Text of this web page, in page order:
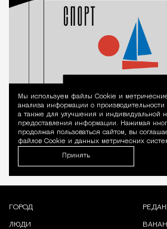
Мы используем файлы Сookie и
анализа информации о производительности
а также для улучшения и индивидуальной
предоставления информации. Нажимая
продолжая пользоваться сайтом, вы
файлов Cookie и данных метрических
Принять
ГОРОД
ЛЮДИ